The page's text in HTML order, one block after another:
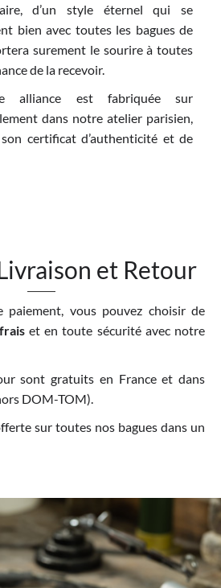
d’un style éternel qui se
bien avec toutes les bagues de
surement le sourire à toutes
de la recevoir.
alliance est fabriquée sur
dans notre atelier parisien,
certificat d’authenticité et de
et Retour
paiement, vous pouvez choisir de
et en toute sécurité avec notre
sont gratuits en France et dans
DOM-TOM).
sur toutes nos bagues dans un